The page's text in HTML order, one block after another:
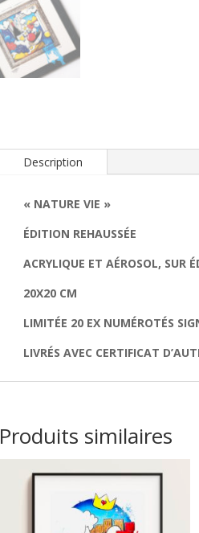
Description
« NATURE VIE »
ÉDITION REHAUSSÉE
ACRYLIQUE ET AÉROSOL, SUR
20X20 CM
LIMITÉE 20 EX NUMÉROTÉS
LIVRÉS AVEC CERTIFICAT
Produits similaires